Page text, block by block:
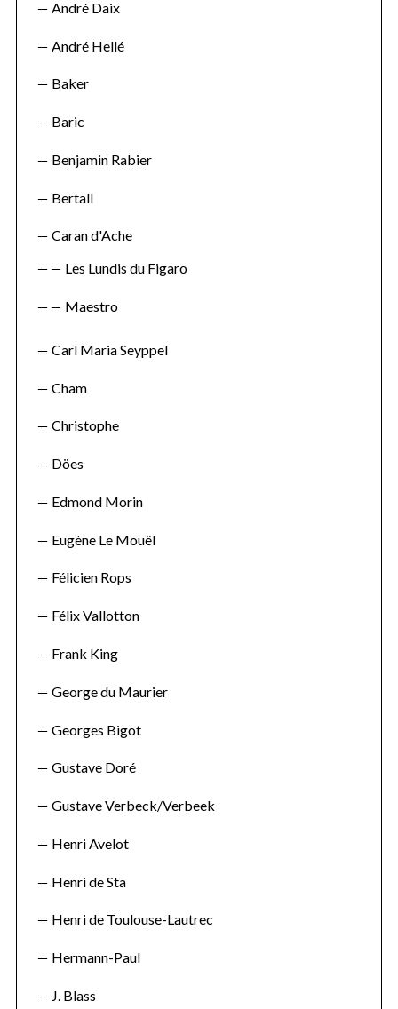
André Daix
André Hellé
Baker
Baric
Benjamin Rabier
Bertall
Caran d'Ache
Les Lundis du Figaro
Maestro
Carl Maria Seyppel
Cham
Christophe
Döes
Edmond Morin
Eugène Le Mouël
Félicien Rops
Félix Vallotton
Frank King
George du Maurier
Georges Bigot
Gustave Doré
Gustave Verbeck/Verbeek
Henri Avelot
Henri de Sta
Henri de Toulouse-Lautrec
Hermann-Paul
J. Blass